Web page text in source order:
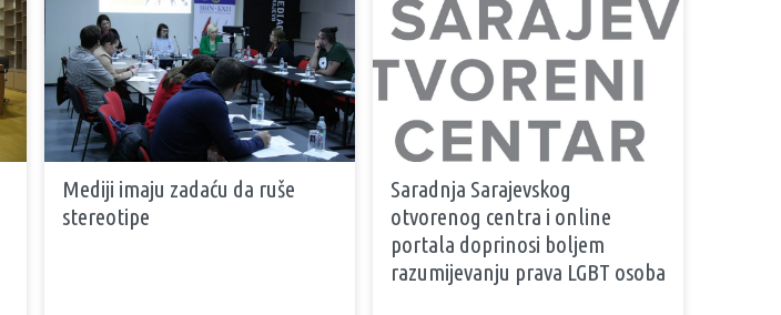
Mediji imaju zadaću da ruše
stereotipe
Saradnja Sarajevskog
otvorenog centra i online
portala doprinosi boljem
razumijevanju prava LGBT osoba